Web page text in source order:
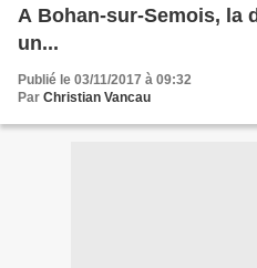
A Bohan-sur-Semois, la
un...
Publié le 03/11/2017 à 09:32
Par Christian Vancau